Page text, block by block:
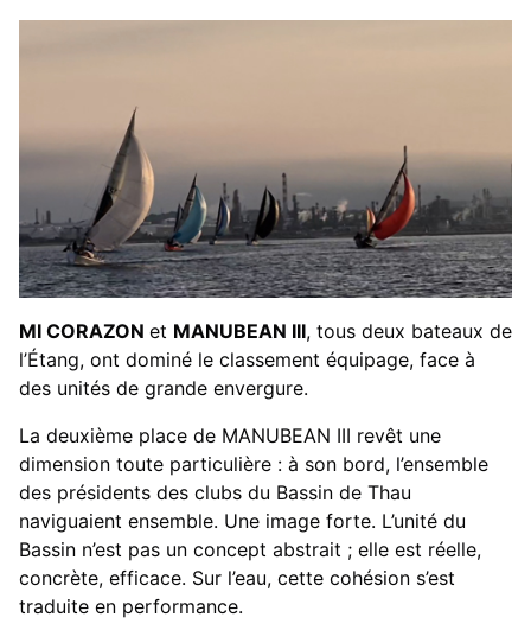
MI CORAZON et MANUBEAN III, tous deux bateaux de
l’Étang, ont dominé le classement équipage, face à
des unités de grande envergure.
La deuxième place de MANUBEAN III revêt une
dimension toute particulière : à son bord, l’ensemble
des présidents des clubs du Bassin de Thau
naviguaient ensemble. Une image forte. L’unité du
Bassin n’est pas un concept abstrait ; elle est réelle,
concrète, efficace. Sur l’eau, cette cohésion s’est
traduite en performance.